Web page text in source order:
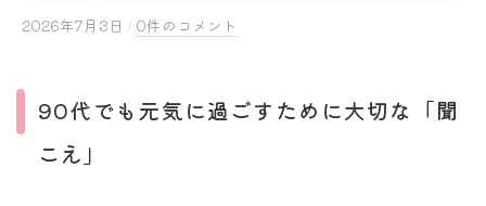
2026年7月3日 b/ 0件のコメント
90代でも元気に過ごすために大切な「聞
こえ」